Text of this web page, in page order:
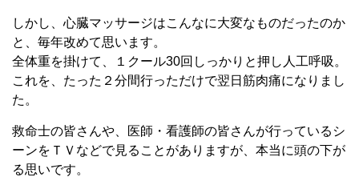
しかし、心臓マッサージはこんなに大変なものだったのか
と、毎年改めて思います。
全体重を掛けて、１クール30回しっかりと押し人工呼吸。
これを、たった２分間行っただけで翌日筋肉痛になりまし
た。
救命士の皆さんや、医師・看護師の皆さんが行っているシ
ーンをＴＶなどで見ることがありますが、本当に頭の下が
る思いです。